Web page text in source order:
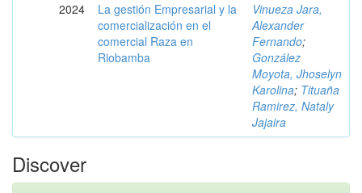
2024
La gestión Empresarial y la
comercialización en el
comercial Raza en
Riobamba
Vinueza Jara,
Alexander
Fernando;
González
Moyota, Jhoselyn
Karolina; Tituaña
Ramirez, Nataly
Jajaira
Discover